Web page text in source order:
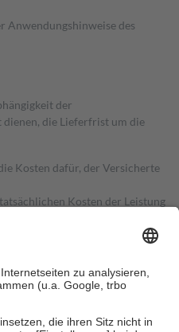
Anwendungshinweise des
der
die Lieferfrist um die
Kosten dafür, der Versicherte
Kosten der Leistung